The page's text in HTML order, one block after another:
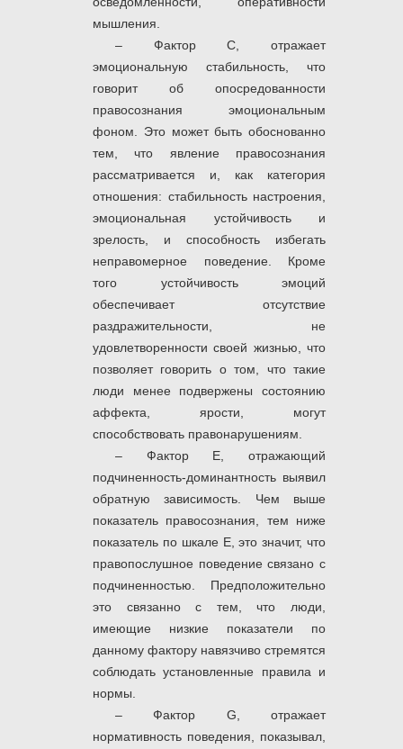
мышления.
– Фактор С, отражает
эмоциональную стабильность, что
говорит об опосредованности
правосознания эмоциональным
фоном. Это может быть обоснованно
тем, что явление правосознания
рассматривается и, как категория
отношения: стабильность настроения,
эмоциональная устойчивость и
зрелость, и способность избегать
неправомерное поведение. Кроме
того устойчивость эмоций
обеспечивает отсутствие
раздражительности, не
удовлетворенности своей жизнью, что
позволяет говорить о том, что такие
люди менее подвержены состоянию
аффекта, ярости, могут
способствовать правонарушениям.
– Фактор Е, отражающий
подчиненность-доминантность выявил
обратную зависимость. Чем выше
показатель правосознания, тем ниже
показатель по шкале Е, это значит, что
правопослушное поведение связано с
подчиненностью. Предположительно
это связанно с тем, что люди,
имеющие низкие показатели по
данному фактору навязчиво стремятся
соблюдать установленные правила и
нормы.
– Фактор G, отражает
нормативность поведения, показывал,